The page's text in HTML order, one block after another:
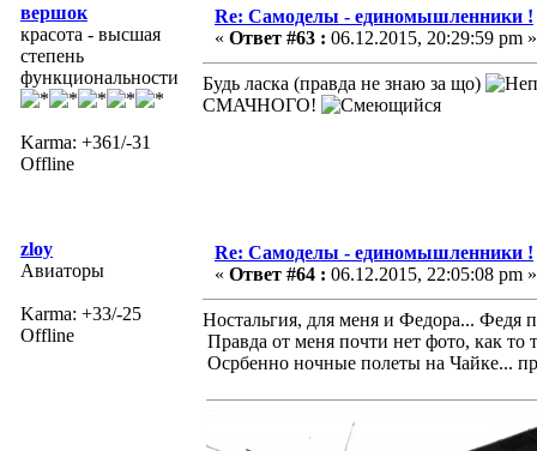
вершок
красота - высшая
степень
функциональности
Karma: +361/-31
Offline
Re: Самоделы - единомышленники !
« Ответ #63 : 06.12.2015, 20:29:59 pm »
Будь ласка (правда не знаю за що)
СМАЧНОГО!
zloy
Авиаторы
Karma: +33/-25
Offline
Re: Самоделы - единомышленники !
« Ответ #64 : 06.12.2015, 22:05:08 pm »
Ностальгия, для меня и Федора... Федя
Правда от меня почти нет фото, как то
Осрбенно ночные полеты на Чайке...